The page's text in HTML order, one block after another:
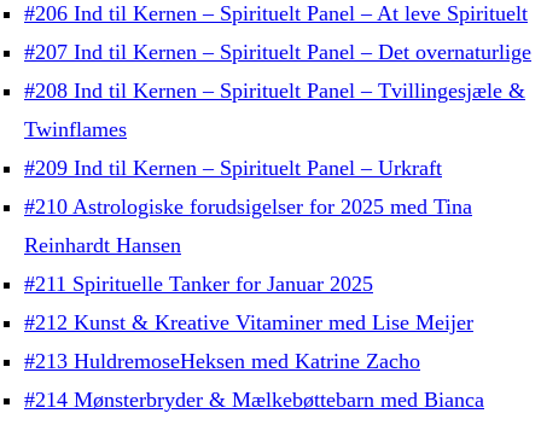
#206 Ind til Kernen – Spirituelt Panel – At leve Spirituelt
#207 Ind til Kernen – Spirituelt Panel – Det overnaturlige
#208 Ind til Kernen – Spirituelt Panel – Tvillingesjæle &
Twinflames
#209 Ind til Kernen – Spirituelt Panel – Urkraft
#210 Astrologiske forudsigelser for 2025 med Tina
Reinhardt Hansen
#211 Spirituelle Tanker for Januar 2025
#212 Kunst & Kreative Vitaminer med Lise Meijer
#213 HuldremoseHeksen med Katrine Zacho
#214 Mønsterbryder & Mælkebøttebarn med Bianca